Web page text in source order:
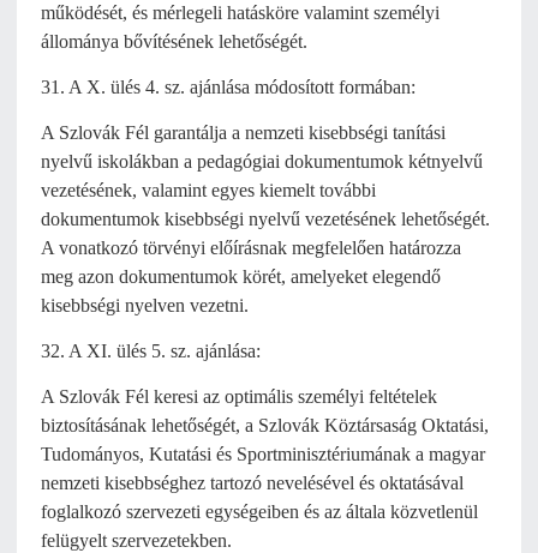
működését, és mérlegeli hatásköre valamint személyi
állománya bővítésének lehetőségét.
31. A X. ülés 4. sz. ajánlása módosított formában:
A Szlovák Fél garantálja a nemzeti kisebbségi tanítási
nyelvű iskolákban a pedagógiai dokumentumok kétnyelvű
vezetésének, valamint egyes kiemelt további
dokumentumok kisebbségi nyelvű vezetésének lehetőségét.
A vonatkozó törvényi előírásnak megfelelően határozza
meg azon dokumentumok körét, amelyeket elegendő
kisebbségi nyelven vezetni.
32. A XI. ülés 5. sz. ajánlása:
A Szlovák Fél keresi az optimális személyi feltételek
biztosításának lehetőségét, a Szlovák Köztársaság Oktatási,
Tudományos, Kutatási és Sportminisztériumának a magyar
nemzeti kisebbséghez tartozó nevelésével és oktatásával
foglalkozó szervezeti egységeiben és az általa közvetlenül
felügyelt szervezetekben.